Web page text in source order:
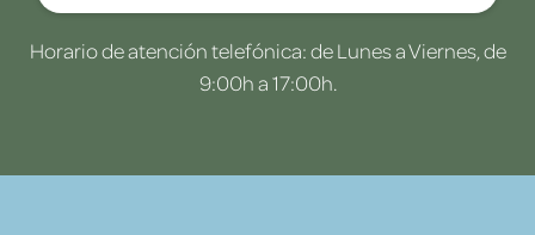
Horario de atención telefónica: de Lunes a Viernes, de
9:00h a 17:00h.